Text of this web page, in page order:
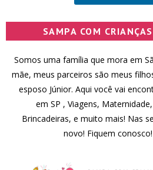
SAMPA COM
Somos uma família que mora em
mãe, meus parceiros são meus
esposo Júnior. Aqui você vai
em SP , Viagens,
Brincadeiras, e muito mais! Nas
novo! Fiquem